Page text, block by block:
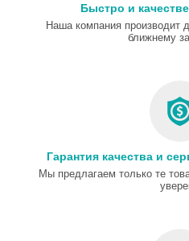
Быстро и
Наша компания производит
ближнему
Гарантия качества и
Мы предлагаем только те